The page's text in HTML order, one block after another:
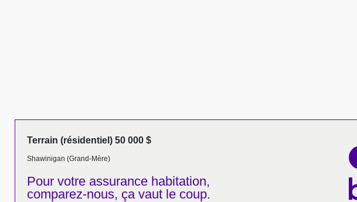
Terrain (résidentiel) 50 000 $
Shawinigan (Grand-Mère)
Pour votre assurance habitation,
comparez-nous, ça vaut le coup.